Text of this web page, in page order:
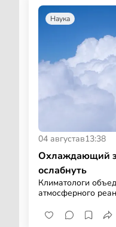
Наука
04 августав13:38
Охлаждающий
ослабнуть
Климатологи
атмосферного